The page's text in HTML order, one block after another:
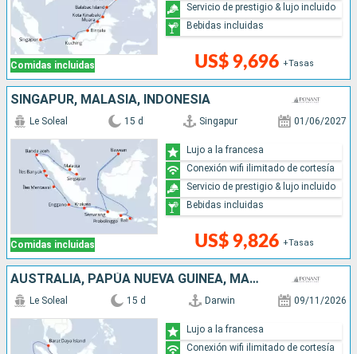
Comidas incluidas US$ 9,696 +Tasas
Servicio de prestigio & lujo incluido
Bebidas incluidas
SINGAPUR, MALASIA, INDONESIA
Comidas incluidas
Le Soleal 15 d Singapur 01/06/2027
US$ 9,826 +Tasas
Lujo a la francesa
Conexión wifi ilimitado de cortesía
Servicio de prestigio & lujo incluido
Bebidas incluidas
AUSTRALIA, PAPÚA NUEVA GUINEA, MALASIA, INDONESIA
Le Soleal 15 d Darwin 09/11/2026
Lujo a la francesa
Conexión wifi ilimitado de cortesía